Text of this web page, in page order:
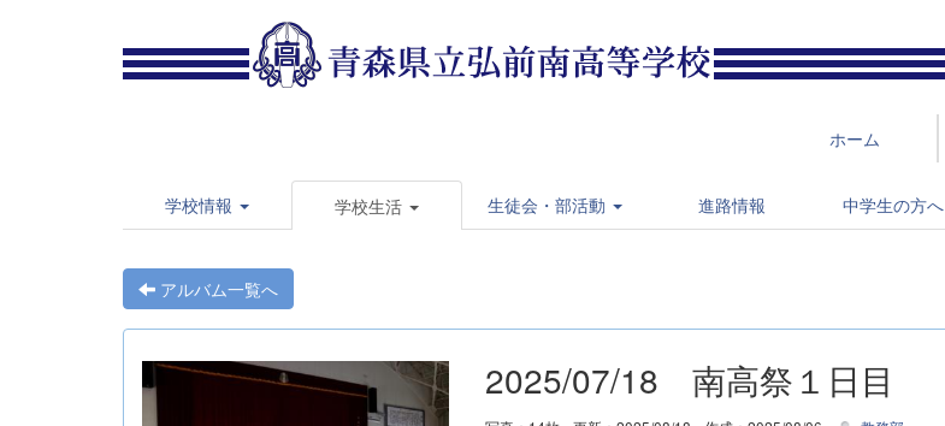
ホーム
学校情報 学校生活 生徒会・部活動 進路情報 中学生の方へ
アルバム一覧へ
2025/07/18 南高祭１日目